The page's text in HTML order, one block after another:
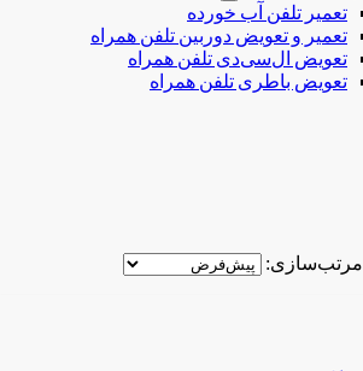
تعمیر تلفن آب خورده
تعمیر و تعویض دوربین تلفن همراه
تعویض ال‌سی‌دی تلفن همراه
تعویض باطری تلفن همراه
مرتب‌سازی: